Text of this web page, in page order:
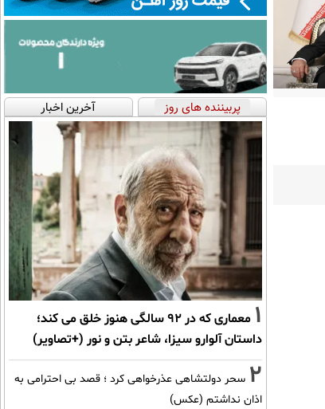
پربیننده های روز آخرین اخبار
1
معماری که در 92 سالگی هنوز خلق می کند؛
داستان آلوارو سیزا، شاعر بتن و نور (+تصاویر)
2 سحر دولتشاهی عذرخواهی کرد ؛ قصد بی احترامی به
اذان نداشتم (عکس)